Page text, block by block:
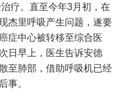
疗。直至今年3月初，在
杰里呼吸产生问题，遂要
症中心被转移至综合医
日早上，医生告诉安德
至肺部，借助呼吸机已经
事。